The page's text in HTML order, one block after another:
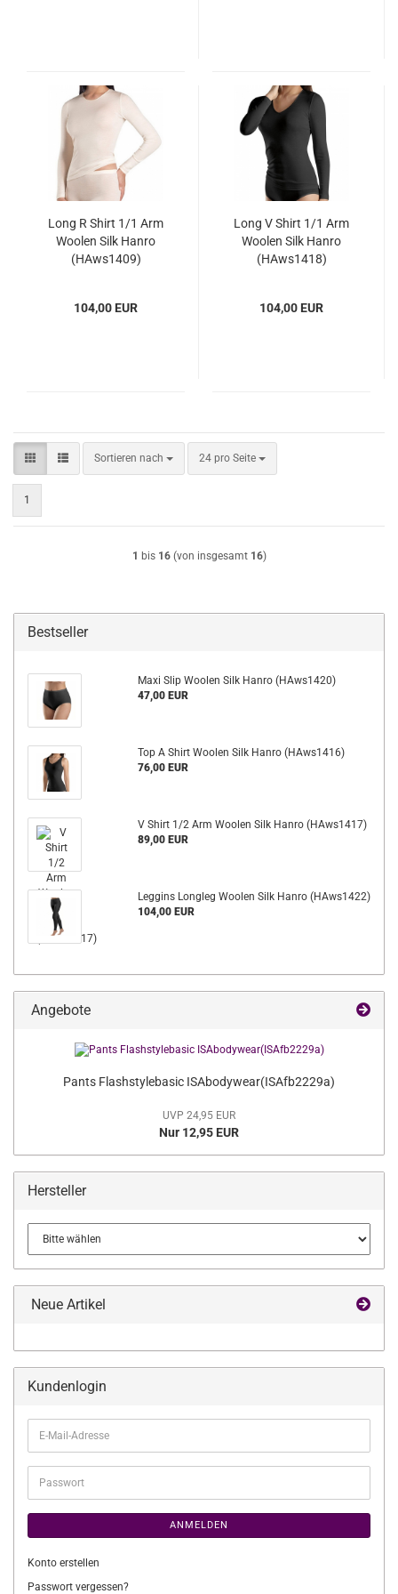
Long R Shirt 1/1 Arm
Woolen Silk Hanro
(HAws1409)
104,00 EUR
Long V Shirt 1/1 Arm
Woolen Silk Hanro
(HAws1418)
104,00 EUR
Sortieren nach
Sortieren nach 24 pro Seite
pro Seite
1
1 bis 16(von insgesamt 16)
Bestseller
Maxi Slip Woolen Silk Hanro (HAws1420)
47,00 EUR
Top A Shirt Woolen Silk Hanro (HAws1416)
76,00 EUR
V Shirt 1/2 Arm Woolen Silk Hanro (HAws1417)
89,00 EUR
Leggins Longleg Woolen Silk Hanro (HAws1422)
104,00 EUR
Angebote
Pants Flashstylebasic ISAbodywear(ISAfb2229a)
UVP 24,95 EUR
Nur 12,95 EUR
Hersteller
Neue Artikel
Kundenlogin
E-
Mail-
Adresse
Passwort
ANMELDEN
Konto erstellen
Passwort vergessen?